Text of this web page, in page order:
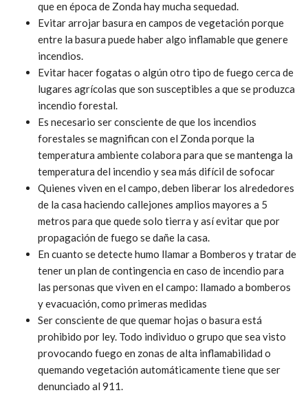
que en época de Zonda hay mucha sequedad.
Evitar arrojar basura en campos de vegetación porque
entre la basura puede haber algo inflamable que genere
incendios.
Evitar hacer fogatas o algún otro tipo de fuego cerca de
lugares agrícolas que son susceptibles a que se produzca
incendio forestal.
Es necesario ser consciente de que los incendios
forestales se magnifican con el Zonda porque la
temperatura ambiente colabora para que se mantenga la
temperatura del incendio y sea más difícil de sofocar
Quienes viven en el campo, deben liberar los alrededores
de la casa haciendo callejones amplios mayores a 5
metros para que quede solo tierra y así evitar que por
propagación de fuego se dañe la casa.
En cuanto se detecte humo llamar a Bomberos y tratar de
tener un plan de contingencia en caso de incendio para
las personas que viven en el campo: llamado a bomberos
y evacuación, como primeras medidas
Ser consciente de que quemar hojas o basura está
prohibido por ley. Todo individuo o grupo que sea visto
provocando fuego en zonas de alta inflamabilidad o
quemando vegetación automáticamente tiene que ser
denunciado al 911.